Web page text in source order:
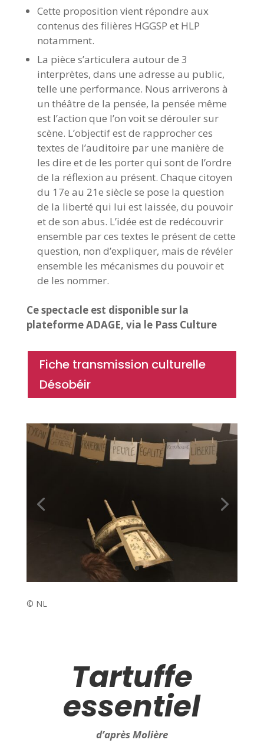
Cette proposition vient répondre aux
contenus des filières HGGSP et HLP
notamment.
La pièce s’articulera autour de 3
interprètes, dans une adresse au public,
telle une performance. Nous arriverons à
un théâtre de la pensée, la pensée même
est l’action que l’on voit se dérouler sur
scène. L’objectif est de rapprocher ces
textes de l’auditoire par une manière de
les dire et de les porter qui sont de l’ordre
de la réflexion au présent. Chaque citoyen
du 17e au 21e siècle se pose la question
de la liberté qui lui est laissée, du pouvoir
et de son abus. L’idée est de redécouvrir
ensemble par ces textes le présent de cette
question, non d’expliquer, mais de révéler
ensemble les mécanismes du pouvoir et
de les nommer.
Ce spectacle est disponible sur la
plateforme ADAGE, via le Pass Culture
Fiche transmission culturelle
Désobéir
© NL
Tartuffe
essentiel
d’après Molière